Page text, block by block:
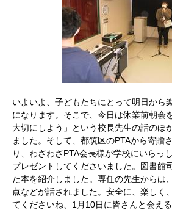
いよいよ、子どもたちにとって明日から
になります。そこで、今日は休業前朝会
大切にしよう」という校長先生の話のほ
ました。そして、都筑区のPTAから寄贈
り、わざわざPTA会長様が学校にいらっ
プレゼントしてくださいました。図書館
た本を紹介しました。専任の先生からは
点などが話されました。安全に、楽しく
てくださいね、1月10日に皆さんと会え